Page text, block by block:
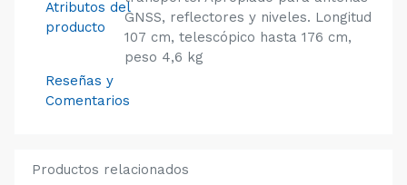
Atributos del
producto
Reseñas y
Comentarios
GNSS, reflectores y niveles. Longitud
107 cm, telescópico hasta 176 cm,
peso 4,6 kg
Productos relacionados